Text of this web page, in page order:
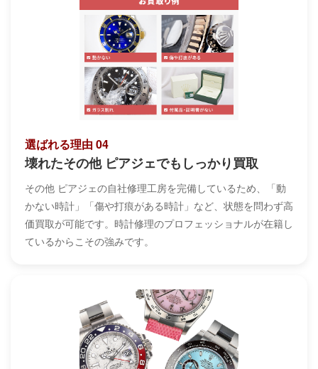
選ばれる理由 04
壊れたその他 ピアジェでもしっかり買取
その他 ピアジェの自社修理工房を完備しているため、「動
かない時計」「傷や打痕がある時計」など、状態を問わず高
価買取が可能です。時計修理のプロフェッショナルが在籍し
ているからこその強みです。